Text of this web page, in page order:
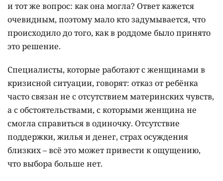
и тот же вопрос: как она могла? Ответ кажется
очевидным, поэтому мало кто задумывается, что
происходило до того, как в роддоме было принято
это решение.
Специалисты, которые работают с женщинами в
кризисной ситуации, говорят: отказ от ребёнка
часто связан не с отсутствием материнских чувств,
а с обстоятельствами, с которыми женщина не
смогла справиться в одиночку. Отсутствие
поддержки, жилья и денег, страх осуждения
близких – всё это может привести к ощущению,
что выбора больше нет.